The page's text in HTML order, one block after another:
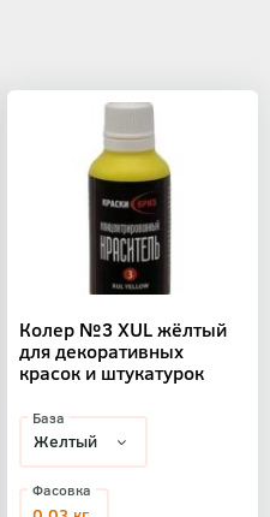
Колер №3 XUL жёлтый
для декоративных
красок и штукатурок
База
Фасовка